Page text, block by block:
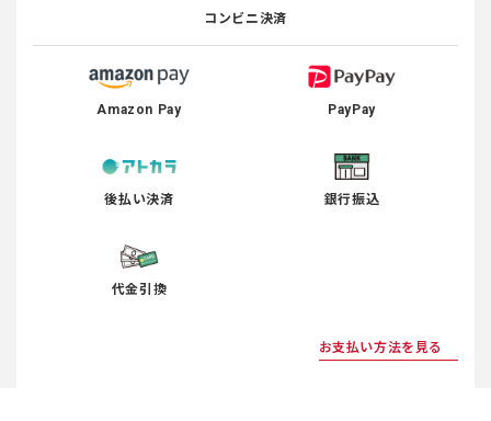
コンビニ決済
Amazon Pay PayPay
後払い決済 銀行振込
代金引換
お支払い方法を見る